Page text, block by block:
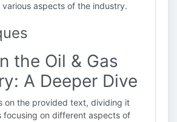
aspects of the industry.
the Oil & Gas
A Deeper Dive
on the provided text, dividing it
focusing on different aspects of